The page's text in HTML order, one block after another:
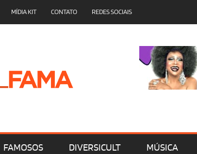
MÍDIA KIT CONTATO REDES SOCIAIS
FAMOSOS DIVERSICULT MÚSICA